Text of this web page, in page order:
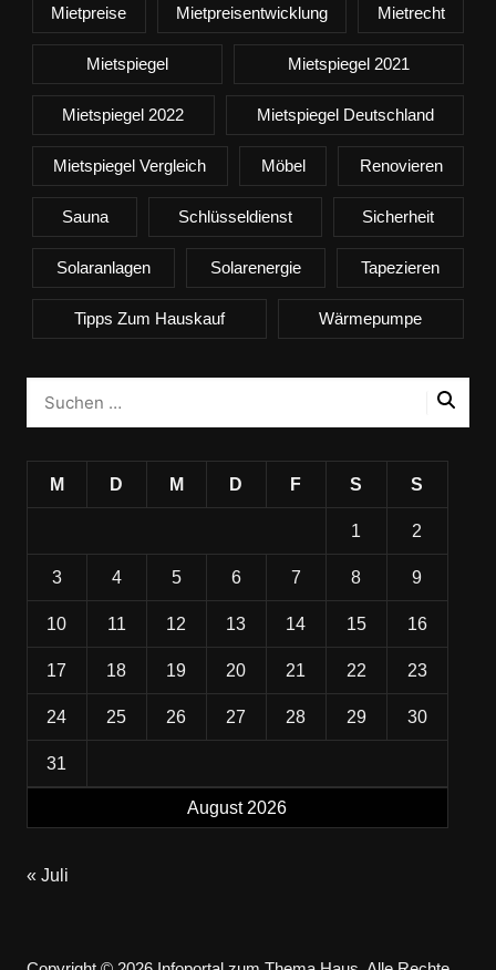
Mietpreise Mietpreisentwicklung Mietrecht
Mietspiegel Mietspiegel 2021
Mietspiegel 2022 Mietspiegel Deutschland
Mietspiegel Vergleich Möbel Renovieren
Sauna Schlüsseldienst Sicherheit
Solaranlagen Solarenergie Tapezieren
Tipps Zum Hauskauf Wärmepumpe
August 2026
M D M D F S S
1 2
3 4 5 6 7 8 9
10 11 12 13 14 15 16
17 18 19 20 21 22 23
24 25 26 27 28 29 30
31
« Juli